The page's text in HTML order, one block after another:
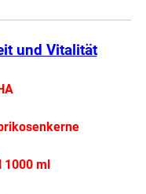
und Vitalität
ml